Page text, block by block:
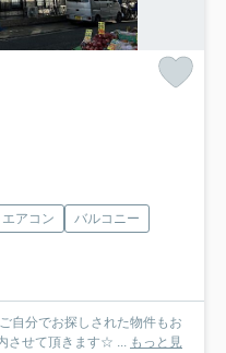
エアコン
バルコニー
自分でお探しされた物件もお
させて頂きます☆ ... もっと見